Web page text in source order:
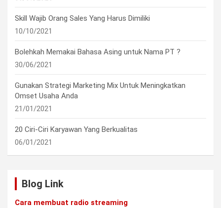
Skill Wajib Orang Sales Yang Harus Dimiliki
10/10/2021
Bolehkah Memakai Bahasa Asing untuk Nama PT ?
30/06/2021
Gunakan Strategi Marketing Mix Untuk Meningkatkan
Omset Usaha Anda
21/01/2021
20 Ciri-Ciri Karyawan Yang Berkualitas
06/01/2021
Blog Link
Cara membuat radio streaming